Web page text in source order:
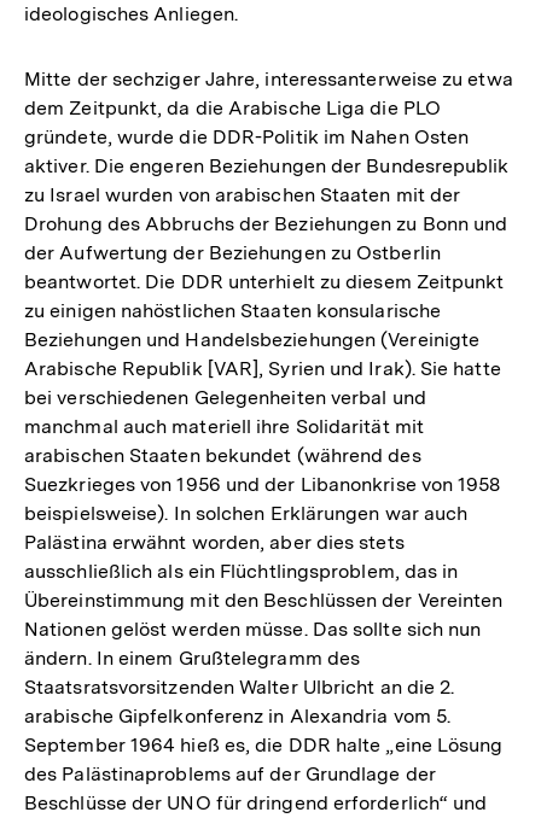
ideologisches Anliegen.
Mitte der sechziger Jahre, interessanterweise zu etwa
dem Zeitpunkt, da die Arabische Liga die PLO
gründete, wurde die DDR-Politik im Nahen Osten
aktiver. Die engeren Beziehungen der Bundesrepublik
zu Israel wurden von arabischen Staaten mit der
Drohung des Abbruchs der Beziehungen zu Bonn und
der Aufwertung der Beziehungen zu Ostberlin
beantwortet. Die DDR unterhielt zu diesem Zeitpunkt
zu einigen nahöstlichen Staaten konsularische
Beziehungen und Handelsbeziehungen (Vereinigte
Arabische Republik [VAR], Syrien und Irak). Sie hatte
bei verschiedenen Gelegenheiten verbal und
manchmal auch materiell ihre Solidarität mit
arabischen Staaten bekundet (während des
Suezkrieges von 1956 und der Libanonkrise von 1958
beispielsweise). In solchen Erklärungen war auch
Palästina erwähnt worden, aber dies stets
ausschließlich als ein Flüchtlingsproblem, das in
Übereinstimmung mit den Beschlüssen der Vereinten
Nationen gelöst werden müsse. Das sollte sich nun
ändern. In einem Grußtelegramm des
Staatsratsvorsitzenden Walter Ulbricht an die 2.
arabische Gipfelkonferenz in Alexandria vom 5.
September 1964 hieß es, die DDR halte „eine Lösung
des Palästinaproblems auf der Grundlage der
Beschlüsse der UNO für dringend erforderlich“ und